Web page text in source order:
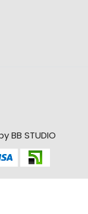
BB STUDIO